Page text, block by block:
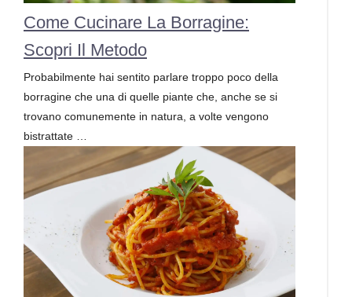
Come Cucinare La Borragine:
Scopri Il Metodo
Probabilmente hai sentito parlare troppo poco della
borragine che una di quelle piante che, anche se si
trovano comunemente in natura, a volte vengono
bistrattate …